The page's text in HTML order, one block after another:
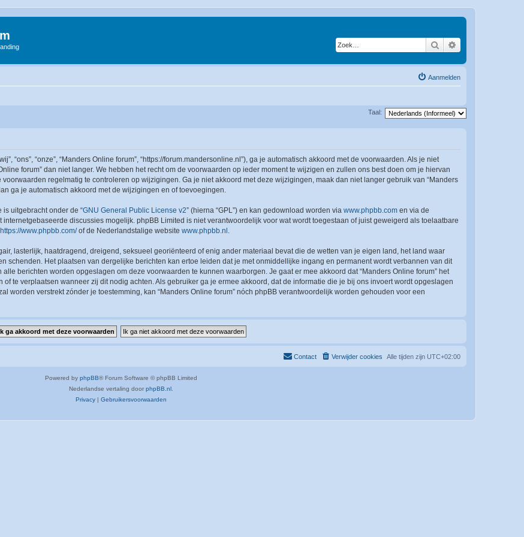
Zoek
Aanmelden
Taal:
“ons”, “onze”, “Manders Online forum”, “https://forum.mandersonline.nl”), ga je automatisch akkoord met de voorwaarden. Als je niet
forum” dan niet langer. We hebben het recht om de voorwaarden op ieder moment te wijzigen en zullen ons best doen om je hiervan
regelmatig te controleren op wijzigingen. Ga je niet akkoord met deze wijzigingen, maak dan niet langer gebruik van “Manders
ga je automatisch akkoord met de wijzigingen en of toevoegingen.
uitgebracht onder de “GNU General Public License v2” (hierna “GPL”) en kan gedownload worden via www.phpbb.com en via de
internetgebaseerde discussies mogelijk. phpBB Limited is niet verantwoordelijk voor wat wordt toegestaan of juist geweigerd als toelaatbare
https://www.phpbb.com/of de Nederlandstalige website www.phpbb.nl .
lasterlijk, haatdragend, dreigend, seksueel georiënteerd of enig ander materiaal bevat die de wetten van je eigen land, het land waar
schenden. Het plaatsen van dergelijke berichten kan ertoe leiden dat je met onmiddellijke ingang en permanent wordt verbannen van dit
berichten worden opgeslagen om deze voorwaarden te kunnen waarborgen. Je gaat er mee akkoord dat “Manders Online forum” het
te verplaatsen wanneer zij dit nodig achten. Als gebruiker ga je ermee akkoord, dat de informatie die je bij ons invoert wordt opgeslagen
worden verstrekt zónder je toestemming, kan “Manders Online forum” nóch phpBB verantwoordelijk worden gehouden voor een
Alle tijden zijn UTC+02:00
Verwijder cookies
Contact
Powered by phpBB® Forum Software © phpBB Limited
Nederlandse vertaling door phpBB.nl
Privacy | Gebruikersvoorwaarden